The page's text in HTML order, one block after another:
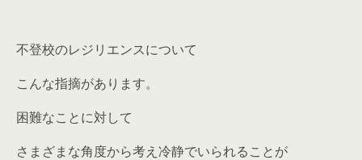
不登校のレジリエンスについて
こんな指摘があります。
困難なことに対して
さまざまな角度から考え冷静でいられることが